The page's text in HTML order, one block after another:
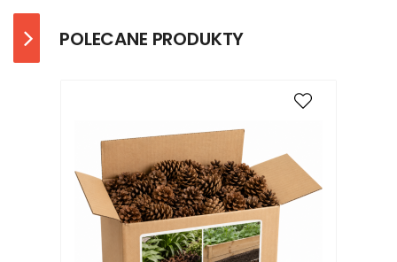
POLECANE PRODUKTY